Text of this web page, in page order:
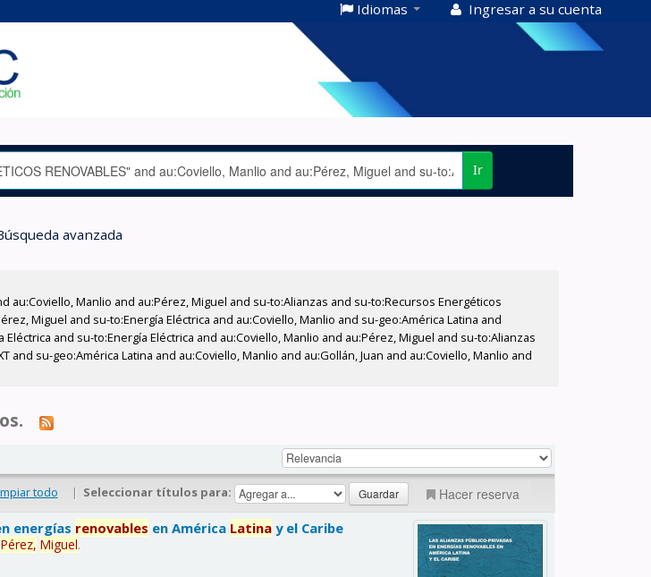
Idiomas Ingresar a su cuenta
Ir
avanzada
au:Coviello, Manlio and au:Pérez, Miguel and su-to:Alianzas and su-to:Recursos Energéticos
Miguel and su-to:Energía Eléctrica and au:Coviello, Manlio and su-geo:América Latina and
and su-to:Energía Eléctrica and au:Coviello, Manlio and au:Pérez, Miguel and su-to:Alianzas
su-geo:América Latina and au:Coviello, Manlio and au:Gollán, Juan and au:Coviello, Manlio and
todo | Seleccionar títulos para: Hacer reserva
energías renovables en América Latina y el Caribe
Pérez, Miguel.